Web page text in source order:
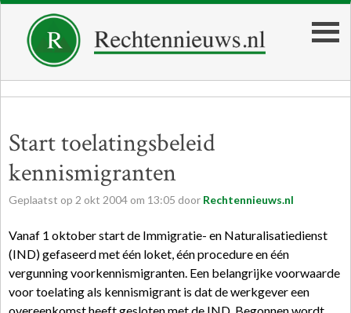
Start toelatingsbeleid
kennismigranten
Geplaatst op 2 okt 2004 om 13:05 door Rechtennieuws.nl
Vanaf 1 oktober start de Immigratie- en Naturalisatiedienst
(IND) gefaseerd met één loket, één procedure en één
vergunning voorkennismigranten. Een belangrijke voorwaarde
voor toelating als kennismigrant is dat de werkgever een